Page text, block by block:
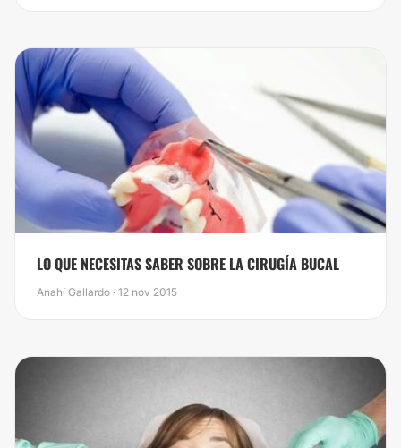
​LO QUE NECESITAS SABER SOBRE LA CIRUGÍA BUCAL
Anahí Gallardo · 12 nov 2015